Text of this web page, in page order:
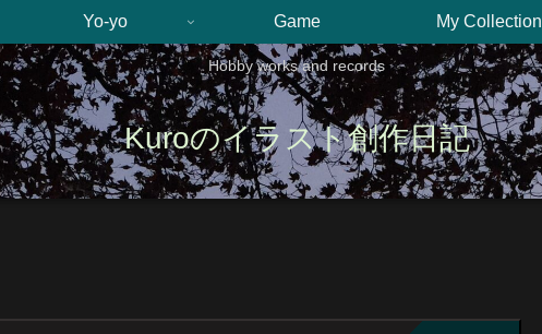
Hobby works and records
Kuroのイラスト創作日記
Yo-yo Game My Collection